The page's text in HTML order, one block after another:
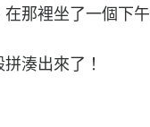
那裡坐了一個下午
湊出來了！